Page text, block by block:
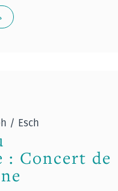
/ Esch
: Concert de